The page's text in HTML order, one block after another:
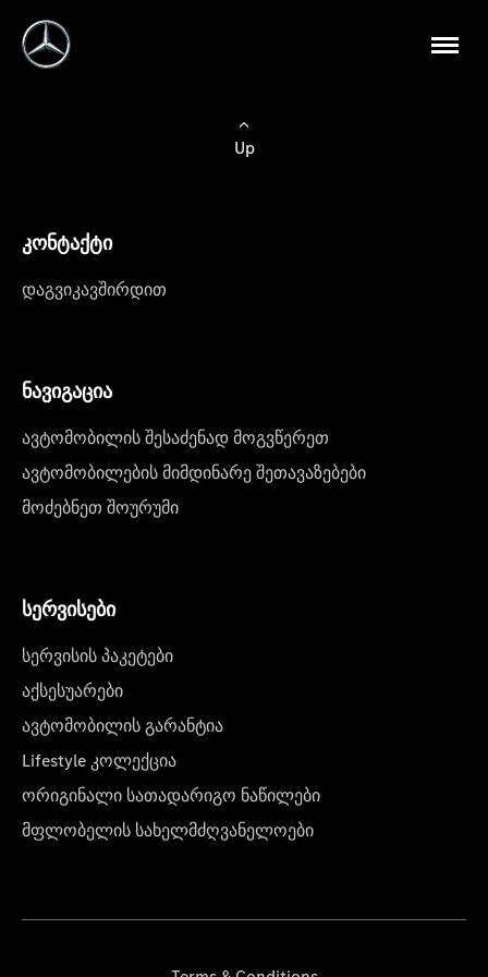
Up
კონტაქტი
დაგვიკავშირდით
ნავიგაცია
ავტომობილის შესაძენად მოგვწერეთ
ავტომობილების მიმდინარე შეთავაზებები
მოძებნეთ შოურუმი
სერვისები
სერვისის პაკეტები
აქსესუარები
ავტომობილის გარანტია
Lifestyle კოლექცია
ორიგინალი სათადარიგო ნაწილები
მფლობელის სახელმძღვანელოები